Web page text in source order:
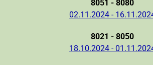
8051 - 8080
02.11.2024 -
8021 - 8050
18.10.2024 -